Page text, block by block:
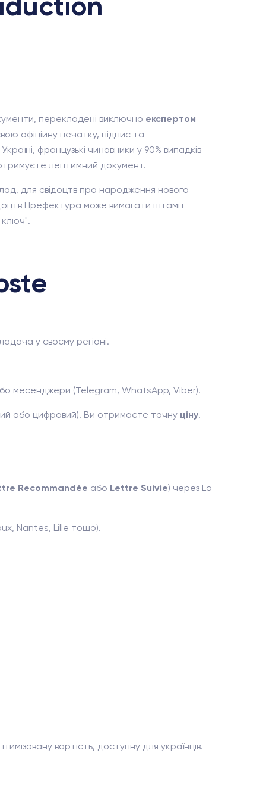
перекладені виключно експертом
офіційну печатку, підпис та
французькі чиновники у 90% випадків
легітимний документ.
для свідоцтв про народження нового
Префектура може вимагати штамп
ключ".
у своєму регіоні.
месенджери (Telegram, WhatsApp, Viber).
або цифровий). Ви отримаєте точну ціну.
Recommandée або Lettre Suivie) через La
Nantes, Lille тощо).
вартість, доступну для українців.